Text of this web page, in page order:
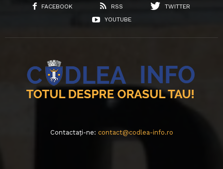
FACEBOOK RSS
TWITTER
YOUTUBE
Contactați-ne: contact@codlea-info.ro